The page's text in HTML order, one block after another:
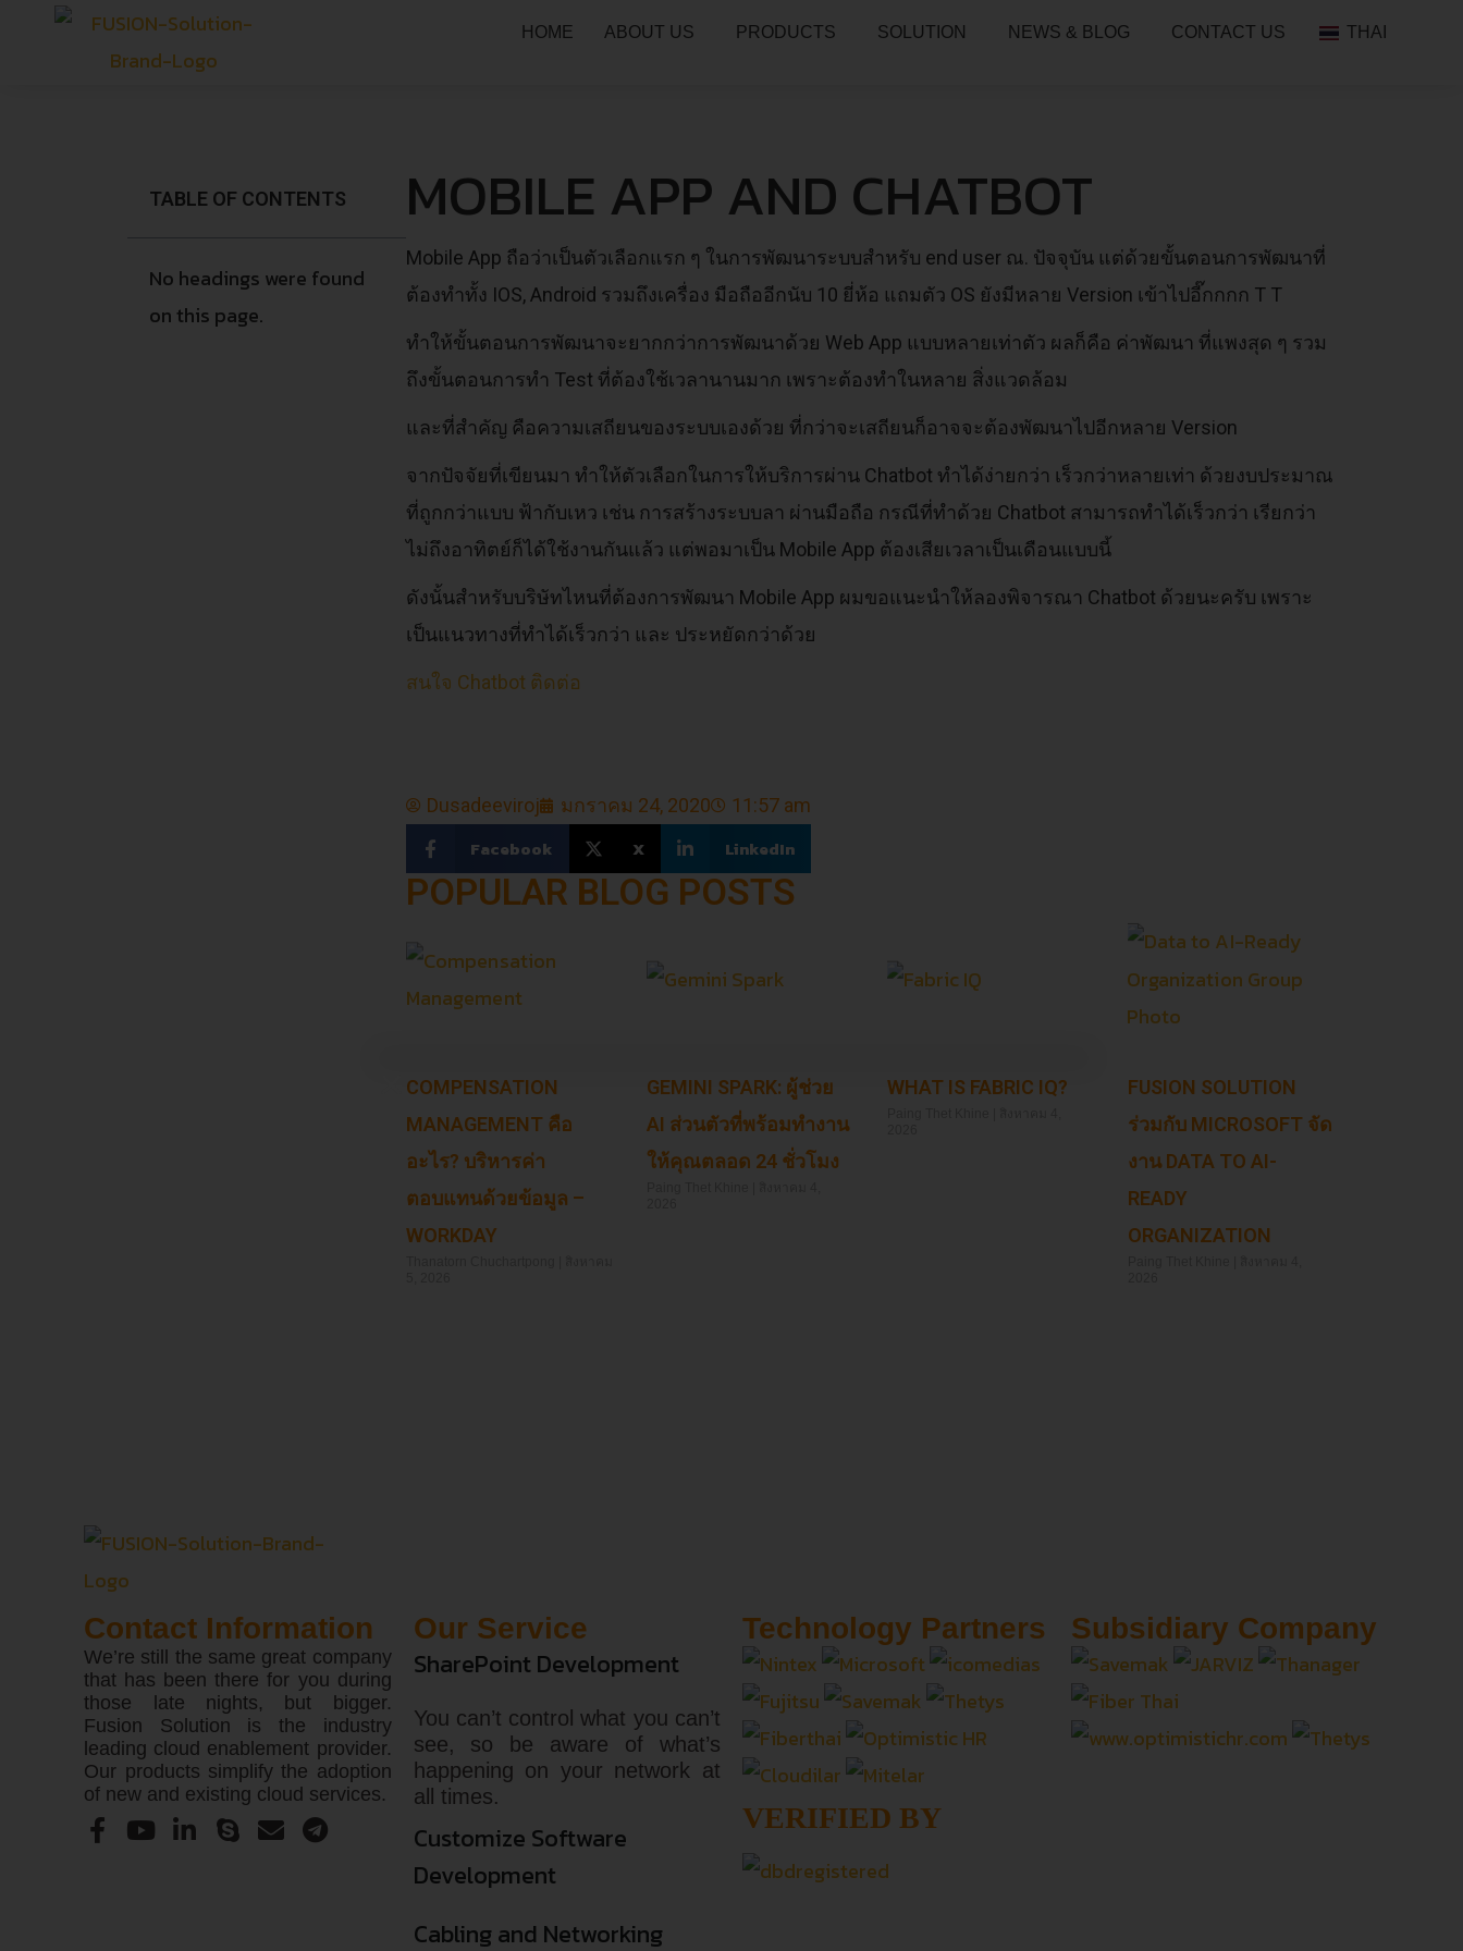
HOME ABOUT US PRODUCTS SOLUTION NEWS & BLOG CONTACT US THAI
TABLE OF CONTENTS
No headings were found
on this page.
MOBILE APP AND CHATBOT
Mobile App ถือว่าเป็นตัวเลือกแรก ๆ ในการพัฒนาระบบสำหรับ end user ณ. ปัจจุบัน แต่ด้วยขั้นตอนการพัฒนาที่
ต้องทำทั้ง IOS, Android รวมถึงเครื่อง มือถืออีกนับ 10 ยี่ห้อ แถมตัว OS ยังมีหลาย Version เข้าไปอี๊กกกก T T
ทำให้ขั้นตอนการพัฒนาจะยากกว่าการพัฒนาด้วย Web App แบบหลายเท่าตัว ผลก็คือ ค่าพัฒนา ที่แพงสุด ๆ รวม
ถึงขั้นตอนการทำ Test ที่ต้องใช้เวลานานมาก เพราะต้องทำในหลาย สิ่งแวดล้อม
และที่สำคัญ คือความเสถียนของระบบเองด้วย ที่กว่าจะเสถียนก็อาจจะต้องพัฒนาไปอีกหลาย Version
จากปัจจัยที่เขียนมา ทำให้ตัวเลือกในการให้บริการผ่าน Chatbot ทำได้ง่ายกว่า เร็วกว่าหลายเท่า ด้วยงบประมาณ
ที่ถูกกว่าแบบ ฟ้ากับเหว เช่น การสร้างระบบลา ผ่านมือถือ กรณีที่ทำด้วย Chatbot สามารถทำได้เร็วกว่า เรียกว่า
ไม่ถึงอาทิตย์ก็ได้ใช้งานกันแล้ว แต่พอมาเป็น Mobile App ต้องเสียเวลาเป็นเดือนแบบนี้
ดังนั้นสำหรับบริษัทไหนที่ต้องการพัฒนา Mobile App ผมขอแนะนำให้ลองพิจารณา Chatbot ด้วยนะครับ เพราะ
เป็นแนวทางที่ทำได้เร็วกว่า และ ประหยัดกว่าด้วย
สนใจ Chatbot ติดต่อ
Dusadeeviroj มกราคม 24, 2020 11:57 am
Facebook X LinkedIn
POPULAR BLOG POSTS
COMPENSATION
MANAGEMENT คือ
อะไร? บริหารค่า
ตอบแทนด้วยข้อมูล –
WORKDAY
GEMINI SPARK: ผู้ช่วย
AI ส่วนตัวที่พร้อมทำงาน
ให้คุณตลอด 24 ชั่วโมง
WHAT IS FABRIC IQ?
FUSION SOLUTION
ร่วมกับ MICROSOFT จัด
งาน DATA TO AI-
READY
ORGANIZATION
Contact Information
We’re still the same great company
that has been there for you during
those late nights, but bigger.
Fusion Solution is the industry
leading cloud enablement provider.
Our products simplify the adoption
of new and existing cloud services.
Our Service
SharePoint Development
You can’t control what you can’t
see, so be aware of what’s
happening on your network at
all times.
Customize Software
Development
Cabling and Networking
Technology Partners
VERIFIED BY
Subsidiary Company